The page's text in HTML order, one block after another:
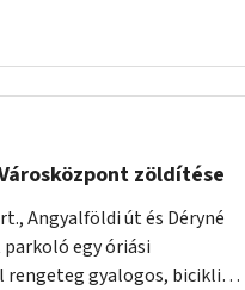
zöldítése
Angyalföldi út és Déryné
egy óriási
gyalogos, biciklis